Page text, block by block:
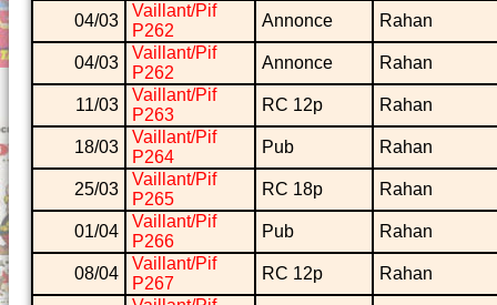
04/03
Vaillant/Pif
P262
Annonce Rahan
04/03
Vaillant/Pif
P262
Annonce Rahan
11/03
Vaillant/Pif
P263
RC 12p Rahan
18/03
Vaillant/Pif
P264
Pub Rahan
25/03
Vaillant/Pif
P265
RC 18p Rahan
01/04
Vaillant/Pif
P266
Pub Rahan
08/04
Vaillant/Pif
P267
RC 12p Rahan